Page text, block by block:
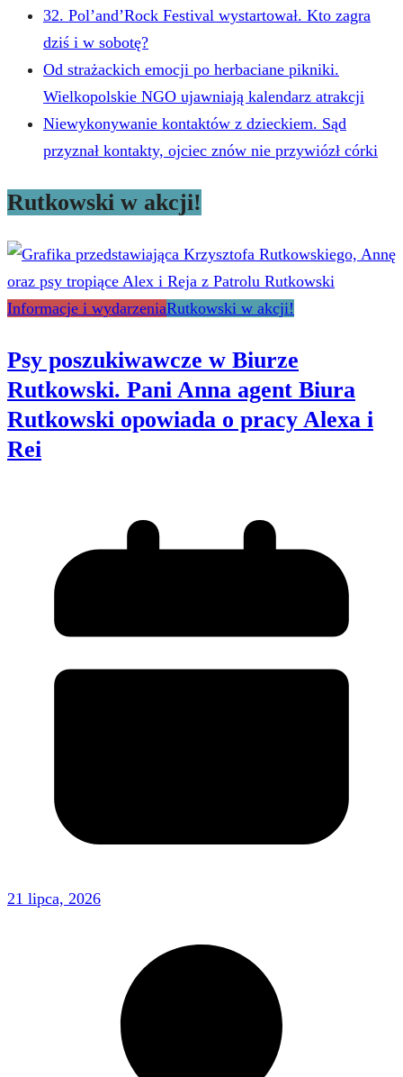
32. Pol’and’Rock Festival wystartował. Kto zagra
dziś i w sobotę?
Od strażackich emocji po herbaciane pikniki.
Wielkopolskie NGO ujawniają kalendarz atrakcji
Niewykonywanie kontaktów z dzieckiem. Sąd
przyznał kontakty, ojciec znów nie przywiózł córki
Rutkowski w akcji!
Informacje i wydarzeniaRutkowski w akcji!
Psy poszukiwawcze w Biurze
Rutkowski. Pani Anna agent Biura
Rutkowski opowiada o pracy Alexa i
Rei
21 lipca, 2026